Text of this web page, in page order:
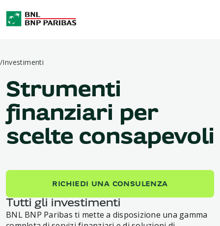
/Investimenti
Strumenti
finanziari per
scelte consapevoli
RICHIEDI UNA CONSULENZA
Tutti gli investimenti
BNL BNP Paribas ti mette a disposizione una gamma